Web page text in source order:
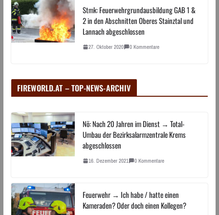
Stmk: Feuerwehrgrundausbildung GAB 1 &
2 in den Abschnitten Oberes Stainztal und
Lannach abgeschlossen
27. Oktober 2020 0 Kommentare
FIREWORLD.AT – TOP-NEWS-ARCHIV
Nö: Nach 20 Jahren im Dienst → Total-
Umbau der Bezirksalarmzentrale Krems
abgeschlossen
16. Dezember 2021 0 Kommentare
Feuerwehr → Ich habe / hatte einen
Kameraden? Oder doch einen Kollegen?